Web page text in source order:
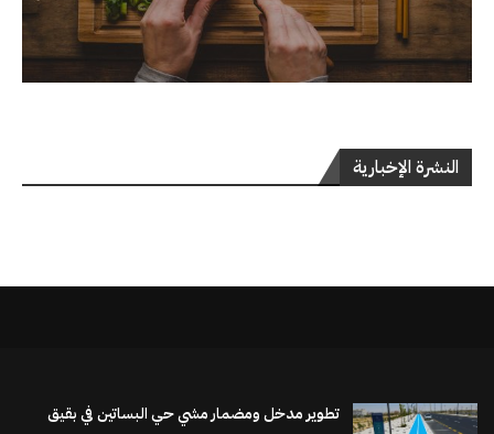
النشرة الإخبارية
تطوير مدخل ومضمار مشي حي البساتين في بقيق